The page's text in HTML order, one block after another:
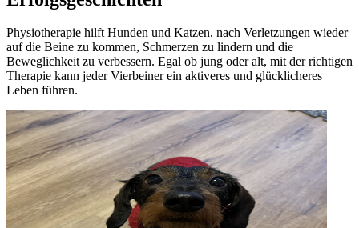
Physiotherapie hilft Hunden und Katzen, nach Verletzungen wieder
auf die Beine zu kommen, Schmerzen zu lindern und die
Beweglichkeit zu verbessern. Egal ob jung oder alt, mit der richtigen
Therapie kann jeder Vierbeiner ein aktiveres und glücklicheres
Leben führen.